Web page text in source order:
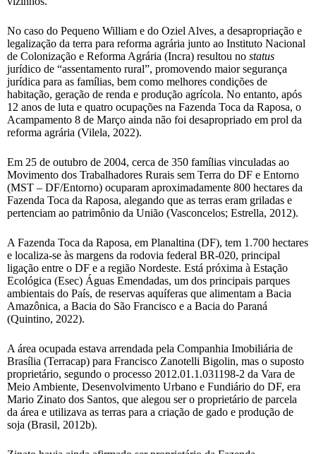
No caso do Pequeno William e do Oziel Alves, a desapropriação e
legalização da terra para reforma agrária junto ao Instituto Nacional
de Colonização e Reforma Agrária (Incra) resultou no status
jurídico de “assentamento rural”, promovendo maior segurança
jurídica para as famílias, bem como melhores condições de
habitação, geração de renda e produção agrícola. No entanto, após
12 anos de luta e quatro ocupações na Fazenda Toca da Raposa, o
Acampamento 8 de Março ainda não foi desapropriado em prol da
reforma agrária (Vilela, 2022).
Em 25 de outubro de 2004, cerca de 350 famílias vinculadas ao
Movimento dos Trabalhadores Rurais sem Terra do DF e Entorno
(MST – DF/Entorno) ocuparam aproximadamente 800 hectares da
Fazenda Toca da Raposa, alegando que as terras eram griladas e
pertenciam ao patrimônio da União (Vasconcelos; Estrella, 2012).
A Fazenda Toca da Raposa, em Planaltina (DF), tem 1.700 hectares
e localiza-se às margens da rodovia federal BR-020, principal
ligação entre o DF e a região Nordeste. Está próxima à Estação
Ecológica (Esec) Águas Emendadas, um dos principais parques
ambientais do País, de reservas aquíferas que alimentam a Bacia
Amazônica, a Bacia do São Francisco e a Bacia do Paraná
(Quintino, 2022).
A área ocupada estava arrendada pela Companhia Imobiliária de
Brasília (Terracap) para Francisco Zanotelli Bigolin, mas o suposto
proprietário, segundo o processo 2012.01.1.031198-2 da Vara de
Meio Ambiente, Desenvolvimento Urbano e Fundiário do DF, era
Mario Zinato dos Santos, que alegou ser o proprietário de parcela
da área e utilizava as terras para a criação de gado e produção de
soja (Brasil, 2012b).